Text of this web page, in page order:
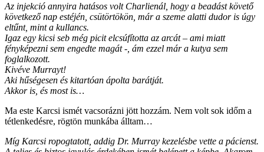
Az injekció annyira hatásos volt Charlienál, hogy a beadást követő
következő nap estéjén, csütörtökön, már a szeme alatti dudor is úgy
eltűnt, mint a kullancs.
Igaz egy kicsi seb még picit elcsúfította az arcát – ami miatt
fényképezni sem engedte magát -, ám ezzel már a kutya sem
foglalkozott.
Kivéve Murrayt!
Aki hűségesen és kitartóan ápolta barátját.
Akkor is, és most is…
Ma este Karcsi ismét vacsorázni jött hozzám. Nem volt sok időm a
tétlenkedésre, rögtön munkába álltam…
Míg Karcsi ropogtatott, addig Dr. Murray kezelésbe vette a pácienst.